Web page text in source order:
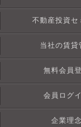
不動産投資セ
当社の賃貸
無料会員
会員ログ
企業理念